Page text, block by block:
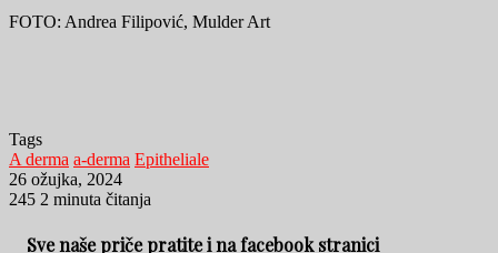
FOTO: Andrea Filipović, Mulder Art
Tags
A derma a-derma Epitheliale
26 ožujka, 2024
245 2 minuta čitanja
Sve naše priče pratite i na facebook stranici